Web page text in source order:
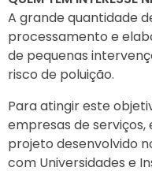
A grande quantidade
processamento e
de pequenas
risco de poluição.
Para atingir este
empresas de
projeto desenvolvido
com Universidades e